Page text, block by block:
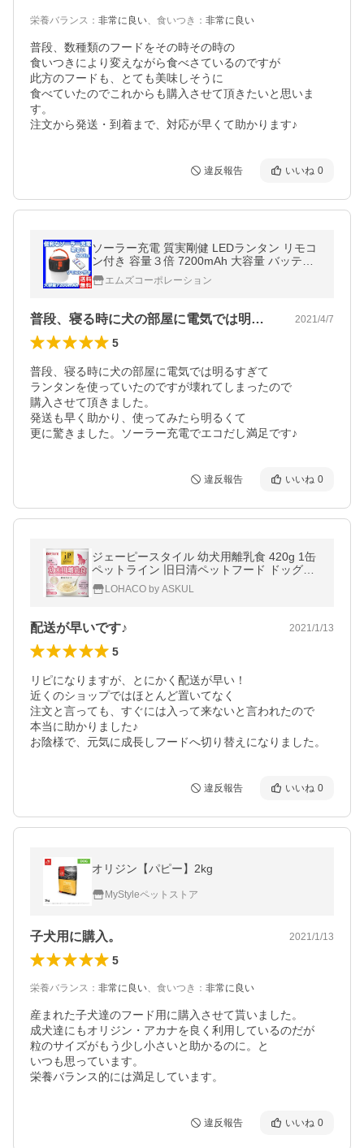
栄養バランス ： 非常に良い、 食いつき ： 非常に良い
普段、数種類のフードをその時その時の
食いつきにより変えながら食べさているのですが
此方のフードも、とても美味しそうに
食べていたのでこれからも購入させて頂きたいと思いま
す。
注文から発送・到着まで、対応が早くて助かります♪
違反報告 いいね 0
ソーラー充電 質実剛健 LEDランタン リモコ
ン付き 容量３倍 7200mAh 大容量 バッテリ
ー内蔵 キャンプ アウトドア 明るい 災害 震
災 停電
エムズコーポレーション
普段、寝る時に犬の部屋に電気では明るす… 2021/4/7
5
普段、寝る時に犬の部屋に電気では明るすぎて
ランタンを使っていたのですが壊れてしまったので
購入させて頂きました。
発送も早く助かり、使ってみたら明るくて
更に驚きました。ソーラー充電でエコだし満足です♪
違反報告 いいね 0
ジェーピースタイル 幼犬用離乳食 420g 1缶
ペットライン 旧日清ペットフード ドッグフ
ード ウェット 缶詰
LOHACO by ASKUL
配送が早いです♪ 2021/1/13
5
リピになりますが、とにかく配送が早い！
近くのショップではほとんど置いてなく
注文と言っても、すぐには入って来ないと言われたので
本当に助かりました♪
お陰様で、元気に成長しフードへ切り替えになりました。
違反報告 いいね 0
オリジン【パピー】2kg
MyStyleペットストア
子犬用に購入。 2021/1/13
5
栄養バランス ： 非常に良い、 食いつき ： 非常に良い
産まれた子犬達のフード用に購入させて貰いました。
成犬達にもオリジン・アカナを良く利用しているのだが
粒のサイズがもう少し小さいと助かるのに。と
いつも思っています。
栄養バランス的には満足しています。
違反報告 いいね 0